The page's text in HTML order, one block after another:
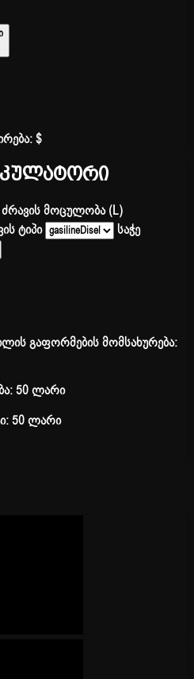
$
ძრავის მოცულობა (L)
ტიპი
საჭე
გაფორმების მომსახურება:
50 ლარი
50 ლარი